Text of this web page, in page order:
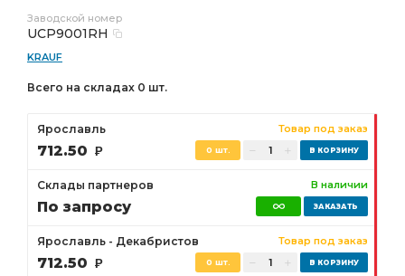
Заводской номер
UCP9001RH
KRAUF
Всего на складах 0 шт.
Ярославль Товар под заказ
712.50 Р 0 шт.
Склады партнеров В наличии
По запросу
Ярославль - Декабристов Товар под заказ
712.50 Р 0 шт.